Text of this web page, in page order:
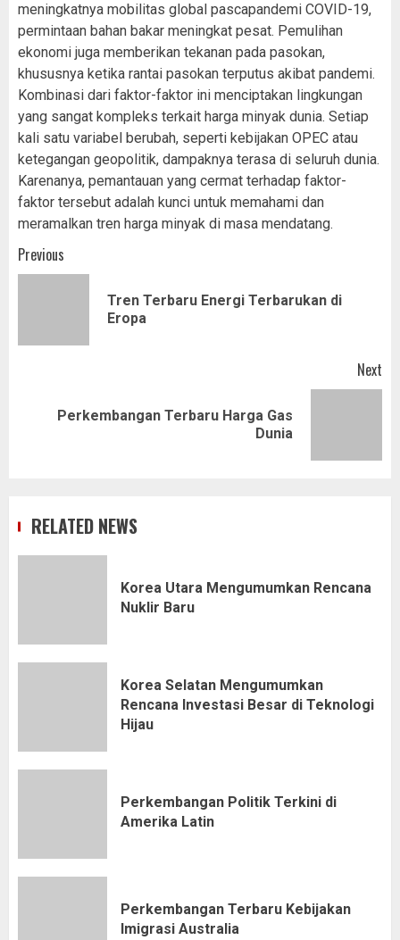
meningkatnya mobilitas global pascapandemi COVID-19,
permintaan bahan bakar meningkat pesat. Pemulihan
ekonomi juga memberikan tekanan pada pasokan,
khususnya ketika rantai pasokan terputus akibat pandemi.
Kombinasi dari faktor-faktor ini menciptakan lingkungan
yang sangat kompleks terkait harga minyak dunia. Setiap
kali satu variabel berubah, seperti kebijakan OPEC atau
ketegangan geopolitik, dampaknya terasa di seluruh dunia.
Karenanya, pemantauan yang cermat terhadap faktor-
faktor tersebut adalah kunci untuk memahami dan
meramalkan tren harga minyak di masa mendatang.
Post
navigation
Previous
Tren Terbaru Energi Terbarukan di
Eropa
Next
Perkembangan Terbaru Harga Gas
Dunia
RELATED NEWS
Korea Utara Mengumumkan Rencana
Nuklir Baru
Korea Selatan Mengumumkan
Rencana Investasi Besar di Teknologi
Hijau
Perkembangan Politik Terkini di
Amerika Latin
Perkembangan Terbaru Kebijakan
Imigrasi Australia